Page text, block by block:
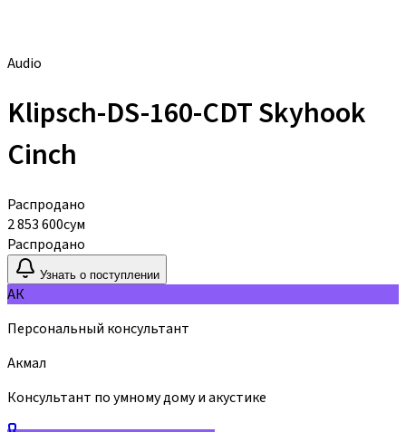
Audio
Klipsch-DS-160-CDT Skyhook
Cinch
Распродано
2 853 600сум
Распродано
Узнать о поступлении
АК
Персональный консультант
Акмал
Консультант по умному дому и акустике